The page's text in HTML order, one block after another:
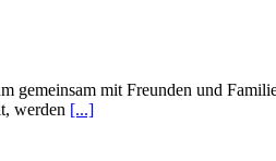
gemeinsam mit Freunden und
werden [...]